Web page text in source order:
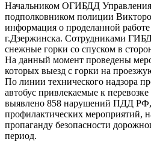
Начальником ОГИБДД
подполковником полиции
информация о проделанной
г.Дзержинска. Сотрудниками
снежные горки со спуском в
На данный момент проведены
которых выезд с горки на
По линии технического надзора
автобус привлекаемые к
выявлено 858 нарушений ПДД РФ,
профилактических мероприятий,
пропаганду безопасности
период.